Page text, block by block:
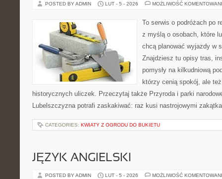
POSTED BY ADMIN LUT - 5 - 2026 MOŻLIWOŚĆ
To serwis o podróżach po
z myślą o osobach, które
chcą planować wyjazdy w
Znajdziesz tu opisy tras,
pomysły na kilkudniową
którzy cenią spokój, ale
historycznych uliczek. Przeczytaj także Przyroda i parki
Lubelszczyzna potrafi zaskakiwać: raz kusi nastrojowymi
CATEGORIES: KWIATY Z OGRODU DO BUKIETU
JĘZYK ANGIELSKI
POSTED BY ADMIN LUT - 5 - 2026 MOŻLIWOŚĆ